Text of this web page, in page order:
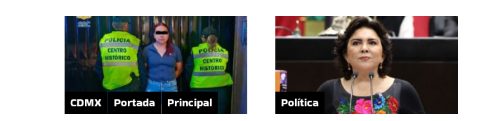
CDMX Portada Principal Política